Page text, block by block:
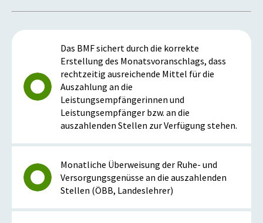
Das BMF sichert durch die korrekte
Erstellung des Monatsvoranschlags, dass
rechtzeitig ausreichende Mittel für die
Auszahlung an die
Leistungsempfängerinnen und
Leistungsempfänger bzw. an die
auszahlenden Stellen zur Verfügung stehen.
Monatliche Überweisung der Ruhe- und
Versorgungsgenüsse an die auszahlenden
Stellen (ÖBB, Landeslehrer)